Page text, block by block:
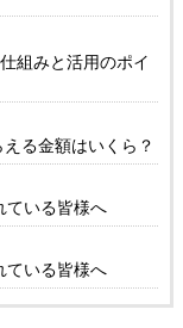
組みと活用のポイ
る金額はいくら？
ている皆様へ
ている皆様へ